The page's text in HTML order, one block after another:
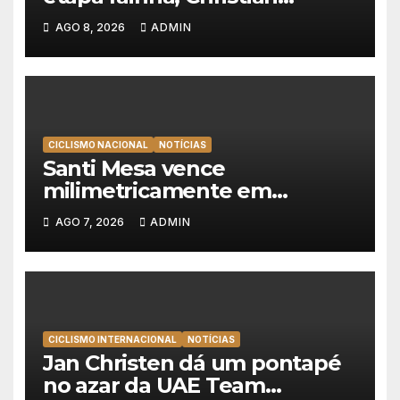
Scaroni é o novo líder da
Volta a Polónia
AGO 8, 2026 ADMIN
CICLISMO NACIONAL NOTÍCIAS
Santi Mesa vence
milimetricamente em
Albufeira, Rui Oliveira
mantém a amarela da Volta a
Portugal
AGO 7, 2026 ADMIN
CICLISMO INTERNACIONAL NOTÍCIAS
Jan Christen dá um pontapé
no azar da UAE Team